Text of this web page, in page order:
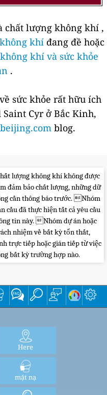
chất lượng không khí ,
khíđang đề hoặc
khí và sức khỏe
.
sức khỏe rất hữu ích
Cyr ở Bắc Kinh,
blog.
lượng không khí không được
đảm bảo chất lượng, những dữ
cần thông báo trước. Nhóm
cầu đã thực hiện tất cả yêu cầu
tin này. Nhóm dự án hoặc
nhiệm về bất kỳ tổn thất,
trực tiếp hoặc gián tiếp từ việc
bất kỳ trường hợp nào.
Here
mặt nạ